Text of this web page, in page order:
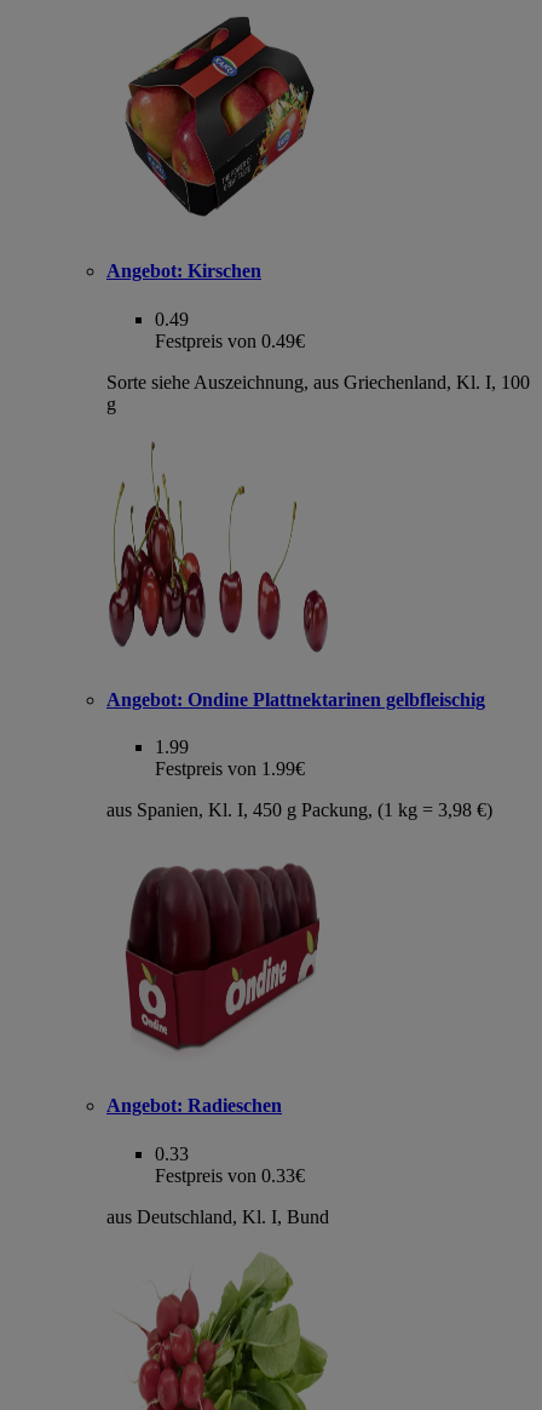
Angebot: Kirschen
0.49
Festpreis von 0.49€
Sorte siehe Auszeichnung, aus Griechenland, Kl. I, 100
g
Angebot: Ondine Plattnektarinen gelbfleischig
1.99
Festpreis von 1.99€
aus Spanien, Kl. I, 450 g Packung, (1 kg = 3,98 €)
Angebot: Radieschen
0.33
Festpreis von 0.33€
aus Deutschland, Kl. I, Bund